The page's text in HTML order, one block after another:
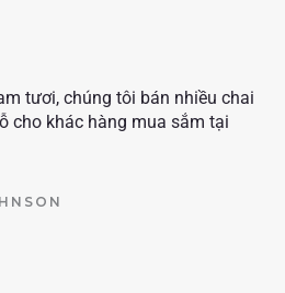
tươi, chúng tôi bán nhiều chai
cho khác hàng mua sắm tại